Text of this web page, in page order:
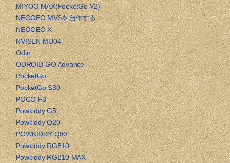
MIYOO MAX(PocketGo V2)
NEOGEO MVSを自作する
NEOGEO X
NVISEN MU04
Odin
ODROID-GO Advance
PocketGo
PocketGo S30
POCO F3
Powkiddy G5
Powkiddy Q20
POWKIDDY Q90
Powkiddy RGB10
Powkiddy RGB10 MAX